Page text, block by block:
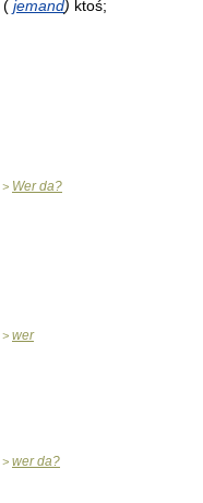
( jemand) ktoś;
> Wer da?
> wer
> wer da?